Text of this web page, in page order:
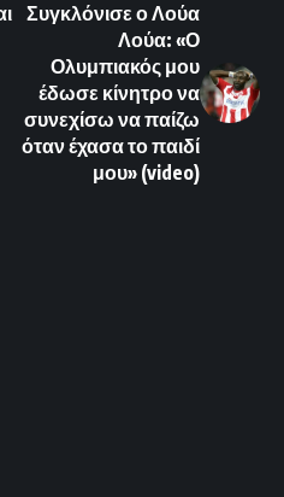
Συγκλόνισε ο Λούα
Λούα: «Ο
Ολυμπιακός μου
έδωσε κίνητρο να
συνεχίσω να παίζω
όταν έχασα το παιδί
μου» (video)